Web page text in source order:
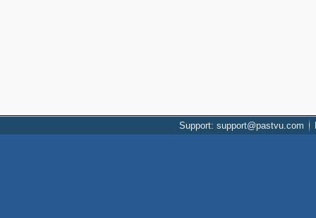
Support: support@pastvu.com